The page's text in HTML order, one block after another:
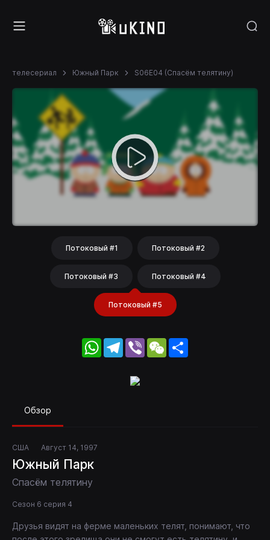
телесериал Южный Парк S06E04 (Спасём телятину)
Потоковый #1 Потоковый #2
Потоковый #3 Потоковый #4
Потоковый #5
WhatsApp
Telegram
Viber WeChat
Обзор
США Август 14, 1997
Южный Парк
Спасём телятину
Сезон 6 серия 4
Друзья видят на ферме маленьких телят, понимают, что